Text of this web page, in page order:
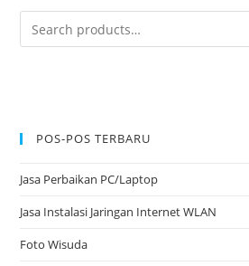
POS-POS TERBARU
Jasa Perbaikan PC/Laptop
Jasa Instalasi Jaringan Internet WLAN
Foto Wisuda